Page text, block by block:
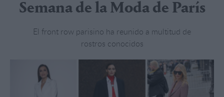
Semana de la Moda de París
El front row parisino ha reunido a multitud de
rostros conocidos